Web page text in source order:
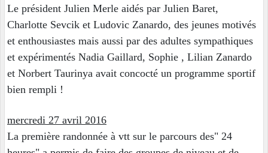
Le président Julien Merle aidés par Julien Baret,
Charlotte Sevcik et Ludovic Zanardo, des jeunes motivés
et enthousiastes mais aussi par des adultes sympathiques
et expérimentés Nadia Gaillard, Sophie , Lilian Zanardo
et Norbert Taurinya avait concocté un programme sportif
bien rempli !
mercredi 27 avril 2016
La première randonnée à vtt sur le parcours des" 24